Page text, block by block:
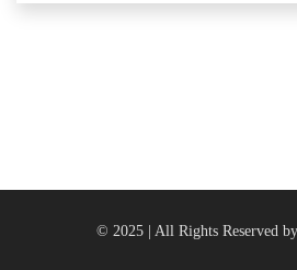
© 2025 | All Rights Reserved